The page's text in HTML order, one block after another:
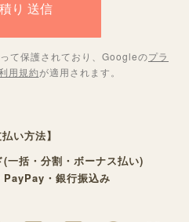
て保護されており、Googleのプラ
用規約が適用されます。
払い方法】
一括・分割・ボーナス払い)
PayPay・銀行振込み